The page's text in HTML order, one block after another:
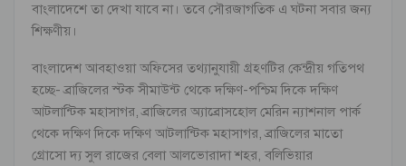
বাংলাদেশে তা দেখা যাবে না। তবে সৌরজাগতিক এ ঘটনা সবার জন্য
শিক্ষণীয়।
বাংলাদেশ আবহাওয়া অফিসের তথ্যানুযায়ী গ্রহণটির কেন্দ্রীয় গতিপথ
হচ্ছে- ব্রাজিলের স্টক সীমাউন্ট থেকে দক্ষিণ-পশ্চিম দিকে দক্ষিণ
আটলান্টিক মহাসাগর, ব্রাজিলের অ্যাব্রোসহোল মেরিন ন্যাশনাল পার্ক
থেকে দক্ষিণ দিকে দক্ষিণ আটলান্টিক মহাসাগর, ব্রাজিলের মাতো
গ্রোসো দ্য সুল রাজের বেলা আলভোরাদা শহর, বলিভিয়ার